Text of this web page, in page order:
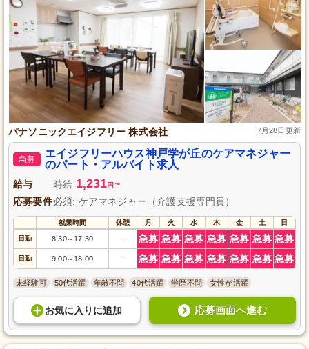
パナソニックエイジフリー 株式会社 7月28日更新
急募
エイジフリーハウス神戸学が丘のケアマネジャー
のパート・アルバイト求人
給与 時給 1,231円 ~
応募要件必須: ケアマネジャー（介護支援専門員）
就業時間 休憩 月 火 水 木 金 土 日
日勤 8:30～ 17:30 - 急募 急募 急募 急募 急募 急募 急募
日勤 9:00～ 18:00 - 急募 急募 急募 急募 急募 急募 急募
未経験可 50代活躍 年齢不問 40代活躍 学歴不問 女性が活躍
お気に入り に追加 応募画面へ進む